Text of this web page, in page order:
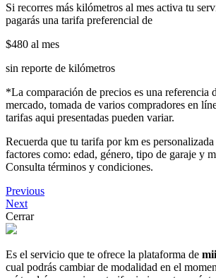
Si recorres más kilómetros al mes activa tu
pagarás una tarifa preferencial de
$480 al mes
sin reporte de kilómetros
*La comparación de precios es una referencia
mercado, tomada de varios compradores en
tarifas aqui presentadas pueden variar.
Recuerda que tu tarifa por km es
factores como: edad, género, tipo de garaje y
Consulta términos y condiciones.
Previous
Next
Cerrar
Es el servicio que te ofrece la plataforma de
cual podrás cambiar de modalidad en el